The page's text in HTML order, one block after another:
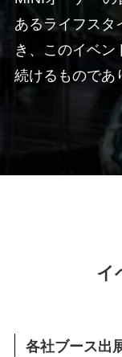
あるライフスタ
き、このイベン
続けるものであ
イ
各社ブース出